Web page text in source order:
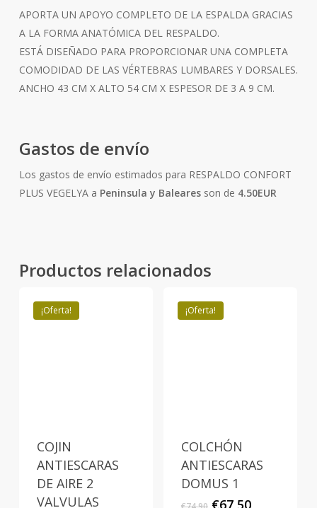
APORTA UN APOYO COMPLETO DE LA ESPALDA GRACIAS
A LA FORMA ANATÓMICA DEL RESPALDO.
ESTÁ DISEÑADO PARA PROPORCIONAR UNA COMPLETA
COMODIDAD DE LAS VÉRTEBRAS LUMBARES Y DORSALES.
ANCHO 43 CM X ALTO 54 CM X ESPESOR DE 3 A 9 CM.
Gastos de envío
Los gastos de envío estimados para RESPALDO CONFORT
PLUS VEGELYA a Peninsula y Balearesson de 4.50EUR
Productos relacionados
¡Oferta!
COJIN
ANTIESCARAS
DE AIRE 2
VALVULAS
¡Oferta!
COLCHÓN
ANTIESCARAS
DOMUS 1
El
€67,50El